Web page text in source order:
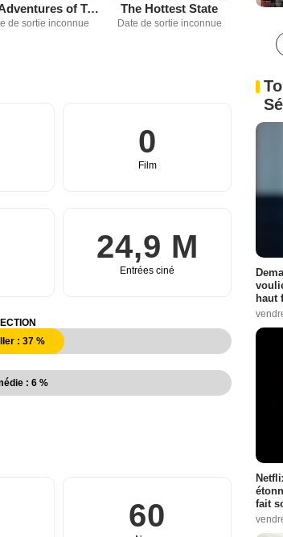
The Adventures of Tom Thumb and Thumbelina
de sortie inconnue
The Hottest State
Date de sortie inconnue
0
Film
24,9 M
Entrées ciné
: 37 %
: 6 %
60
haut
fait